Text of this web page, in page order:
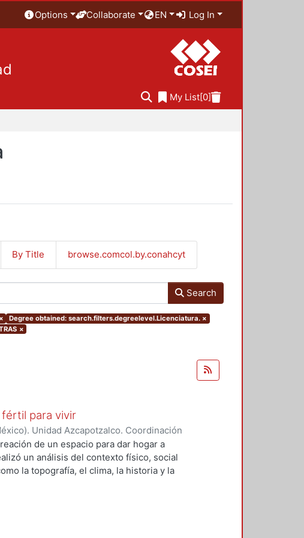
Options Collaborate EN Log In
My List[0]
By Title browse.comcol.by.conahcyt
Search
× Degree obtained: search.filters.degreelevel.Licenciatura. ×
×
para vivir
Unidad Azcapotzalco. Coordinación
)Campa Cruz, Claudia Alondra;Arce
Marisol
de un espacio para dar hogar a
un análisis del contexto físico, social
la topografía, el clima, la historia y la